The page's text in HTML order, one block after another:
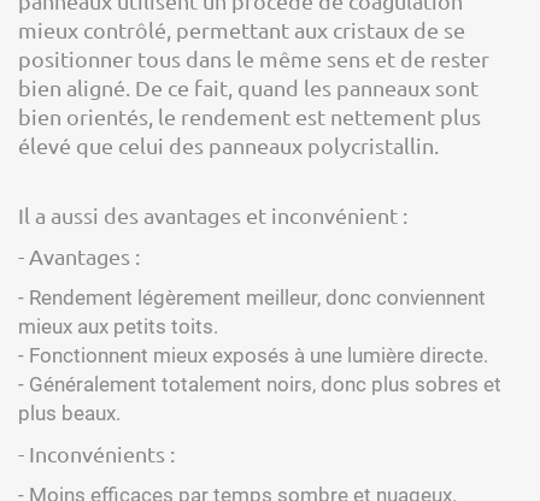
mieux contrôlé, permettant aux cristaux de se
positionner tous dans le même sens et de rester
bien aligné. De ce fait, quand les panneaux sont
bien orientés, le rendement est nettement plus
élevé que celui des panneaux polycristallin.
Il a aussi des avantages et inconvénient :
- Avantages :
- Rendement légèrement meilleur, donc conviennent
mieux aux petits toits.
- Fonctionnent mieux exposés à une lumière directe.
- Généralement totalement noirs, donc plus sobres et
plus beaux.
- Inconvénients :
- Moins efficaces par temps sombre et nuageux.